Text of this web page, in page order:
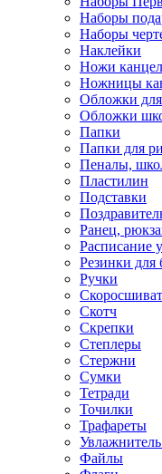
Наборы
Наборы
Наклейки
Ножи
Ножницы
Обложки
Обложки
Папки
Папки для
Пеналы,
Пластилин
Подставки
Ранец,
Расписание
Резинки для
Ручки
Скотч
Скрепки
Степлеры
Стержни
Сумки
Тетради
Точилки
Трафареты
Файлы